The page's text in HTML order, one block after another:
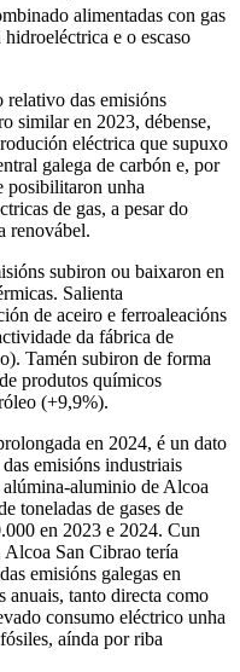
alimentadas con gas
e o escaso
relativo das emisións
similar en 2023, débense,
eléctrica que supuxo
galega de carbón e, por
posibilitaron unha
de gas, a pesar do
renovábel.
subiron ou baixaron en
Salienta
de aceiro e ferroaleacións
da fábrica de
Tamén subiron de forma
produtos químicos
(+9,9%).
en 2024, é un dato
emisións industriais
aluminio de Alcoa
toneladas de gases de
en 2023 e 2024. Cun
San Cibrao tería
emisións galegas en
anuais, tanto directa como
consumo eléctrico unha
aínda por riba